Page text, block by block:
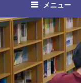
メニュー